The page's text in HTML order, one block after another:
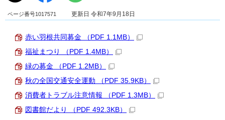
ページ番号1017571 更新日 令和7年9月18日
赤い羽根共同募金 （PDF 1.1MB）
福祉まつり （PDF 1.4MB）
緑の募金 （PDF 1.2MB）
秋の全国交通安全運動 （PDF 35.9KB）
消費者トラブル注意情報 （PDF 1.3MB）
図書館だより （PDF 492.3KB）